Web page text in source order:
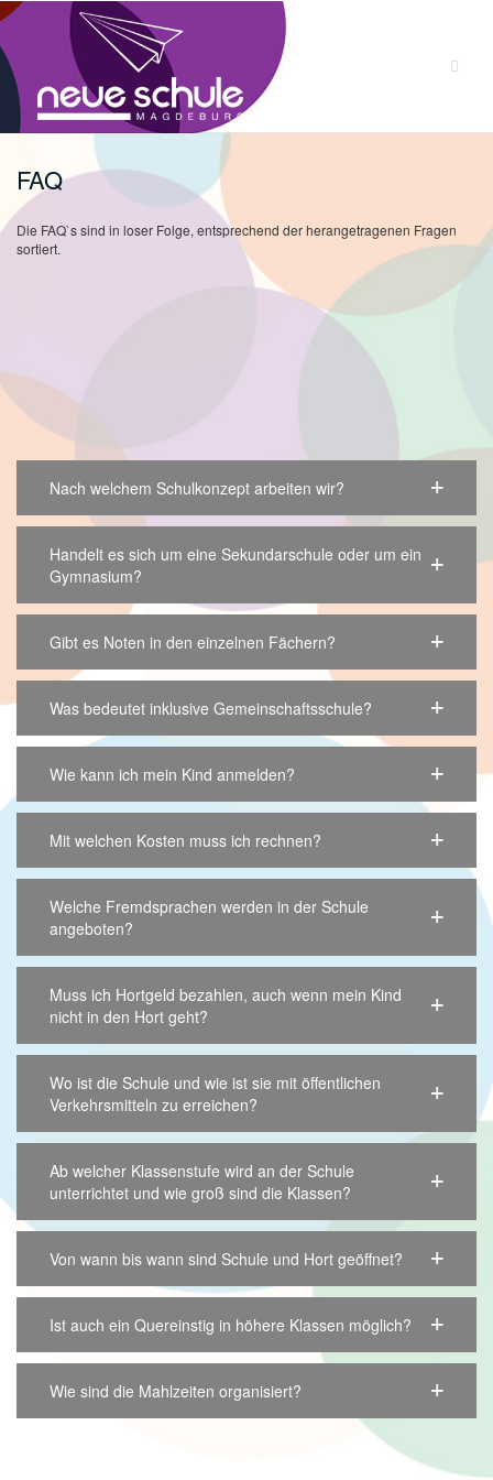
Zum
springen
FAQ
Die FAQ`s sind in loser Folge, entsprechend der herangetragenen Fragen
sortiert.
Nach welchem Schulkonzept arbeiten wir?
Handelt es sich um eine Sekundarschule oder um ein
Gymnasium?
Gibt es Noten in den einzelnen Fächern?
Was bedeutet inklusive Gemeinschaftsschule?
Wie kann ich mein Kind anmelden?
Mit welchen Kosten muss ich rechnen?
Welche Fremdsprachen werden in der Schule
angeboten?
Muss ich Hortgeld bezahlen, auch wenn mein Kind
nicht in den Hort geht?
Wo ist die Schule und wie ist sie mit öffentlichen
Verkehrsmitteln zu erreichen?
Ab welcher Klassenstufe wird an der Schule
unterrichtet und wie groß sind die Klassen?
Von wann bis wann sind Schule und Hort geöffnet?
Ist auch ein Quereinstig in höhere Klassen möglich?
Wie sind die Mahlzeiten organisiert?